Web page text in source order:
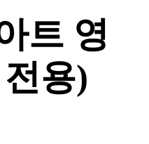
트 영
용)